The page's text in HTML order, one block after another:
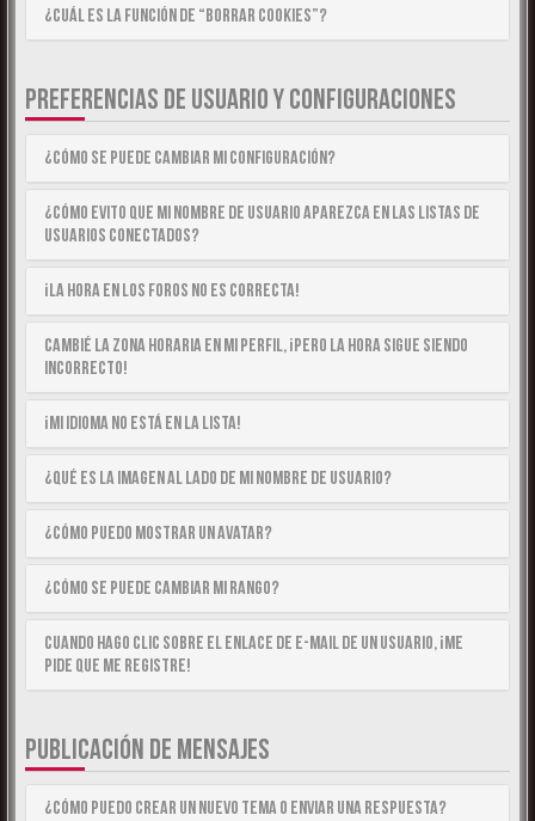
¿Cuál es la función de “Borrar cookies”?
PREFERENCIAS DE USUARIO Y CONFIGURACIONES
¿Cómo se puede cambiar mi configuración?
¿Cómo evito que mi nombre de usuario aparezca en las listas de
usuarios conectados?
¡La hora en los foros no es correcta!
Cambié la zona horaria en mi perfil, ¡pero la hora sigue siendo
incorrecto!
¡Mi idioma no está en la lista!
¿Qué es la imagen al lado de mi nombre de usuario?
¿Cómo puedo mostrar un avatar?
¿Cómo se puede cambiar mi rango?
Cuando hago clic sobre el enlace de e-mail de un usuario, ¡me
pide que me registre!
PUBLICACIÓN DE MENSAJES
¿Cómo puedo crear un nuevo tema o enviar una respuesta?